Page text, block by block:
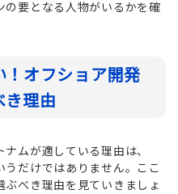
要となる人物がいるかを確
オフショア開発
き理由
ムが適している理由は、
うだけではありません。ここ
べき理由を見ていきましょ